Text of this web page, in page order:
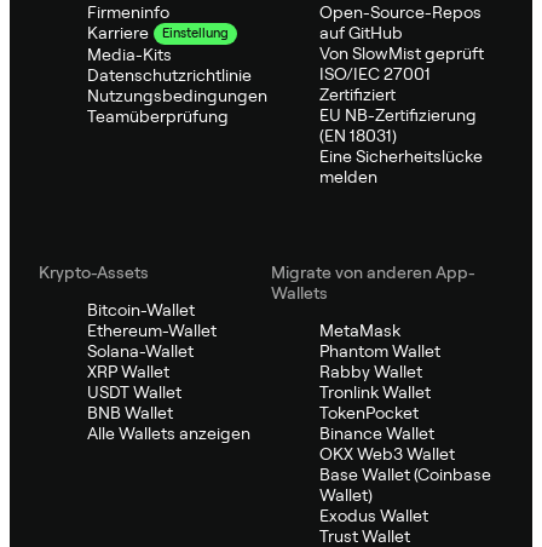
Firmeninfo
Karriere
Einstellung
Media-Kits
Datenschutzrichtlinie
Nutzungsbedingungen
Teamüberprüfung
Open-Source-Repos
auf GitHub
Von SlowMist geprüft
ISO/IEC 27001
Zertifiziert
EU NB-Zertifizierung
(EN 18031)
Eine Sicherheitslücke
melden
Krypto-Assets
Bitcoin-Wallet
Ethereum-Wallet
Solana-Wallet
XRP Wallet
USDT Wallet
BNB Wallet
Alle Wallets anzeigen
Migrate von anderen App-
Wallets
MetaMask
Phantom Wallet
Rabby Wallet
Tronlink Wallet
TokenPocket
Binance Wallet
OKX Web3 Wallet
Base Wallet (Coinbase
Wallet)
Exodus Wallet
Trust Wallet